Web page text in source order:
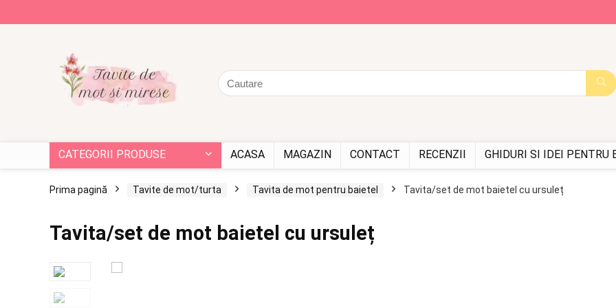
CATEGORII PRODUSE ACASA MAGAZIN CONTACT RECENZII GHIDURI SI IDEI PENTRU
Prima pagină Tavite de mot/turta Tavita de mot pentru baietel Tavita/set de mot baietel cu ursuleț
Tavita/set de mot baietel cu ursuleț